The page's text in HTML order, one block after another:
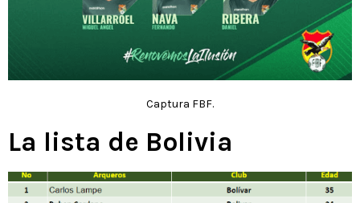
Captura FBF.
La lista de Bolivia